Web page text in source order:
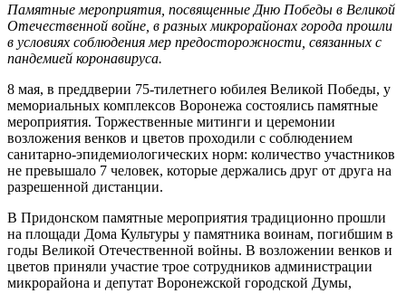
Памятные мероприятия, посвященные Дню Победы в Великой
Отечественной войне, в разных микрорайонах города прошли
в условиях соблюдения мер предосторожности, связанных с
пандемией коронавируса.
8 мая, в преддверии 75-тилетнего юбилея Великой Победы, у
мемориальных комплексов Воронежа состоялись памятные
мероприятия. Торжественные митинги и церемонии
возложения венков и цветов проходили с соблюдением
санитарно-эпидемиологических норм: количество участников
не превышало 7 человек, которые держались друг от друга на
разрешенной дистанции.
В Придонском памятные мероприятия традиционно прошли
на площади Дома Культуры у памятника воинам, погибшим в
годы Великой Отечественной войны. В возложении венков и
цветов приняли участие трое сотрудников администрации
микрорайона и депутат Воронежской городской Думы,